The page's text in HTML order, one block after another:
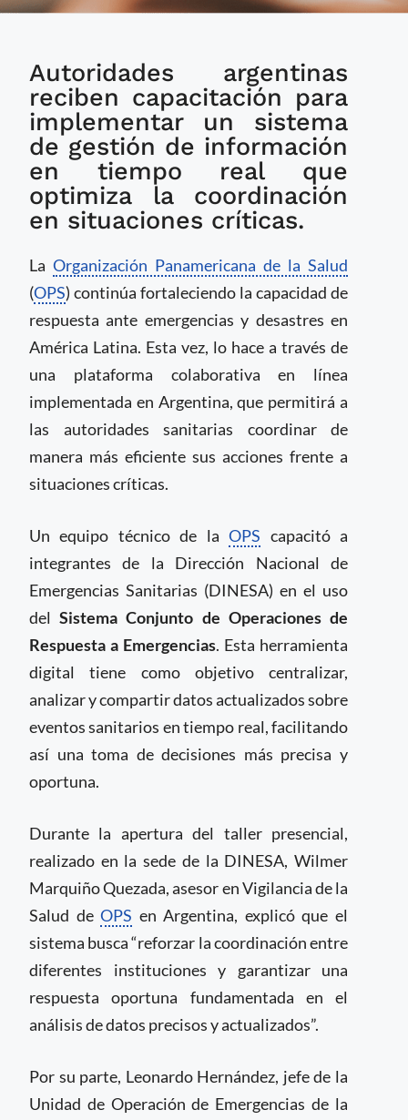
respuesta sanitaria
ante emergencias en
Argentina con
plataforma digital
colaborativa
Autoridades argentinas
reciben capacitación para
implementar un sistema
de gestión de información
en tiempo real que
optimiza la coordinación
en situaciones críticas.
La Organización Panamericana de la Salud
(OPS) continúa fortaleciendo la capacidad de
respuesta ante emergencias y desastres en
América Latina. Esta vez, lo hace a través de
una plataforma colaborativa en línea
implementada en Argentina, que permitirá a
las autoridades sanitarias coordinar de
manera más eficiente sus acciones frente a
situaciones críticas.
Un equipo técnico de laOPS capacitó a
integrantes de la Dirección Nacional de
Emergencias Sanitarias (DINESA) en el uso
delSistema Conjunto de Operaciones de
Respuesta a Emergencias. Esta herramienta
digital tiene como objetivo centralizar,
analizar y compartir datos actualizados sobre
eventos sanitarios en tiempo real, facilitando
así una toma de decisiones más precisa y
oportuna.
Durante la apertura del taller presencial,
realizado en la sede de la DINESA, Wilmer
Marquiño Quezada, asesor en Vigilancia de la
Salud deOPS en Argentina, explicó que el
sistema busca “reforzar la coordinación entre
diferentes instituciones y garantizar una
respuesta oportuna fundamentada en el
análisis de datos precisos y actualizados”.
Por su parte, Leonardo Hernández, jefe de la
Unidad de Operación de Emergencias de la